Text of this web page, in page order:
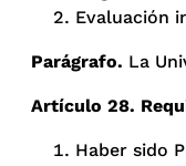
Evaluación
Parágrafo. La
Artículo 28.
Haber sido